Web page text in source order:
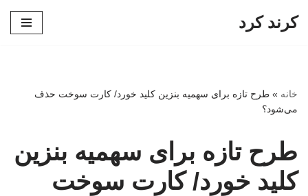
کرند کرد
خانه » طرح تازه برای سهمیه بنزین کلید خورد/ کارت سوخت حذف
می‌شود؟
طرح تازه برای سهمیه بنزین
کلید خورد/ کارت سوخت